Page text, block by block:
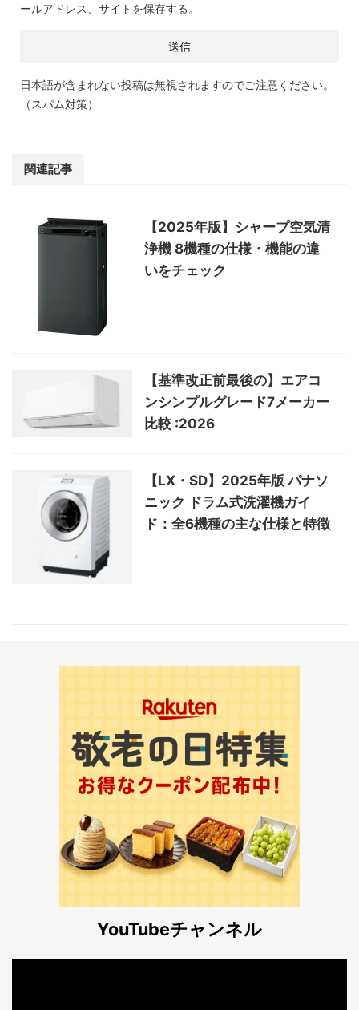
ールアドレス、サイトを保存する。
日本語が含まれない投稿は無視されますのでご注意ください。
（スパム対策）
関連記事
【2025年版】シャープ空気清
浄機 8機種の仕様・機能の違
いをチェック
【基準改正前最後の】エアコ
ンシンプルグレード7メーカー
比較 :2026
【LX・SD】2025年版 パナソ
ニック ドラム式洗濯機ガイ
ド：全6機種の主な仕様と特徴
YouTubeチャンネル